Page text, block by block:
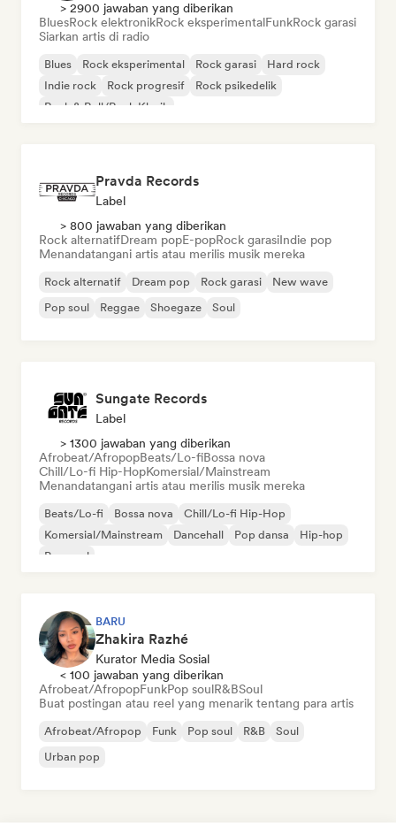
> 2900 jawaban yang diberikan
BluesRock elektronikRock eksperimentalFunkRock garasi
Siarkan artis di radio
Blues Rock eksperimental Rock garasi
Hard rock
Indie rock
Rock progresif
Rock psikedelik
Rock & Roll/Rock Klasik
Pravda Records
Label
> 800 jawaban yang diberikan
Rock alternatifDream popE-popRock garasiIndie pop
Menandatangani artis atau merilis musik mereka
Rock alternatif Dream pop Rock garasi
New wave
Pop soul
Reggae Shoegaze Soul
Sungate Records
Label
> 1300 jawaban yang diberikan
Afrobeat/AfropopBeats/Lo-fiBossa nova
Chill/Lo-fi Hip-HopKomersial/Mainstream
Menandatangani artis atau merilis musik mereka
Beats/Lo-fi Bossa nova
Chill/Lo-fi Hip-Hop
Komersial/Mainstream
Dancehall Pop dansa
Hip-hop
Pop soul
BARU
Zhakira Razhé
Kurator Media Sosial
< 100 jawaban yang diberikan
Afrobeat/AfropopFunkPop soulR&BSoul
Buat postingan atau reel yang menarik tentang para artis
Afrobeat/Afropop Funk Pop soul R&B
Soul
Urban pop